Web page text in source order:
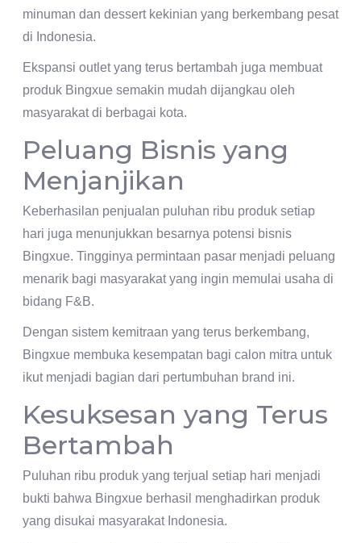
minuman dan dessert kekinian yang berkembang pesat
di Indonesia.
Ekspansi outlet yang terus bertambah juga membuat
produk Bingxue semakin mudah dijangkau oleh
masyarakat di berbagai kota.
Peluang Bisnis yang
Menjanjikan
Keberhasilan penjualan puluhan ribu produk setiap
hari juga menunjukkan besarnya potensi bisnis
Bingxue. Tingginya permintaan pasar menjadi peluang
menarik bagi masyarakat yang ingin memulai usaha di
bidang F&B.
Dengan sistem kemitraan yang terus berkembang,
Bingxue membuka kesempatan bagi calon mitra untuk
ikut menjadi bagian dari pertumbuhan brand ini.
Kesuksesan yang Terus
Bertambah
Puluhan ribu produk yang terjual setiap hari menjadi
bukti bahwa Bingxue berhasil menghadirkan produk
yang disukai masyarakat Indonesia.